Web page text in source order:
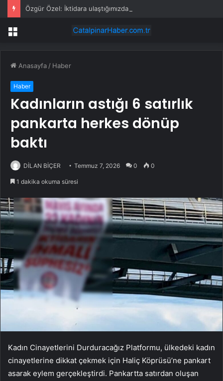
Menü
Anasayfa / Haber
Haber
Kadınların astığı 6 satırlık
pankarta herkes dönüp
baktı
DİLAN BİÇER Temmuz 7, 2026 0 0
1 dakika okuma süresi
Kadın Cinayetlerini Durduracağız Platformu, ülkedeki kadın
cinayetlerine dikkat çekmek için Haliç Köprüsü’ne pankart
asarak eylem gerçekleştirdi. Pankartta satırdan oluşan